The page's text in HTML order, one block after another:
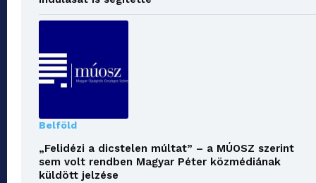
Belföld
„Felidézi a dicstelen múltat” – a MÚOSZ szerint
sem volt rendben Magyar Péter közmédiának
küldött jelzése